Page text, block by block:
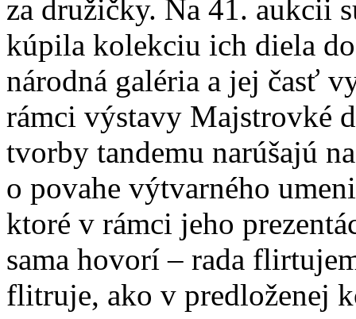
za družičky. Na 41. aukcii
kúpila kolekciu ich diela
národná galéria a jej časť
rámci výstavy Majstrovké
tvorby tandemu narúšajú
o povahe výtvarného
ktoré v rámci jeho
sama hovorí – rada
flitruje, ako v predloženej